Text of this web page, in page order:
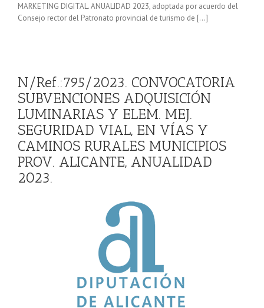
MARKETING DIGITAL. ANUALIDAD 2023, adoptada por acuerdo del
Consejo rector del Patronato provincial de turismo de […]
N/Ref.:795/2023. CONVOCATORIA
SUBVENCIONES ADQUISICIÓN
LUMINARIAS Y ELEM. MEJ.
SEGURIDAD VIAL, EN VÍAS Y
CAMINOS RURALES MUNICIPIOS
PROV. ALICANTE, ANUALIDAD
2023.